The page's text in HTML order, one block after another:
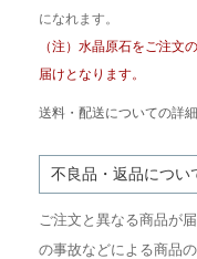
になれます。
（注）水晶原石をご注文
届けとなります。
送料・配送についての詳
不良品・返品につい
ご注文と異なる商品が
の事故などによる商品の